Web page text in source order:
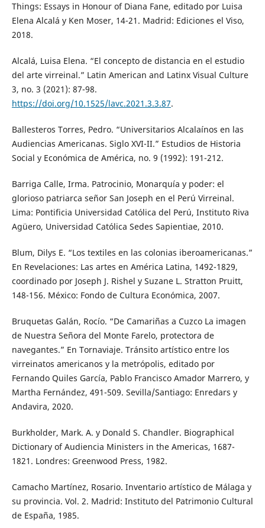
Things: Essays in Honour of Diana Fane, editado por Luisa
Elena Alcalá y Ken Moser, 14-21. Madrid: Ediciones el Viso,
2018.
Alcalá, Luisa Elena. “El concepto de distancia en el estudio
del arte virreinal.” Latin American and Latinx Visual Culture
3, no. 3 (2021): 87-98.
https://doi.org/10.1525/lavc.2021.3.3.87.
Ballesteros Torres, Pedro. “Universitarios Alcalaínos en las
Audiencias Americanas. Siglo XVI-II.” Estudios de Historia
Social y Económica de América, no. 9 (1992): 191-212.
Barriga Calle, Irma. Patrocinio, Monarquía y poder: el
glorioso patriarca señor San Joseph en el Perú Virreinal.
Lima: Pontificia Universidad Católica del Perú, Instituto Riva
Agüero, Universidad Católica Sedes Sapientiae, 2010.
Blum, Dilys E. “Los textiles en las colonias iberoamericanas.”
En Revelaciones: Las artes en América Latina, 1492-1829,
coordinado por Joseph J. Rishel y Suzane L. Stratton Pruitt,
148-156. México: Fondo de Cultura Económica, 2007.
Bruquetas Galán, Rocío. “De Camariñas a Cuzco La imagen
de Nuestra Señora del Monte Farelo, protectora de
navegantes.” En Tornaviaje. Tránsito artístico entre los
virreinatos americanos y la metrópolis, editado por
Fernando Quiles García, Pablo Francisco Amador Marrero, y
Martha Fernández, 491-509. Sevilla/Santiago: Enredars y
Andavira, 2020.
Burkholder, Mark. A. y Donald S. Chandler. Biographical
Dictionary of Audiencia Ministers in the Americas, 1687-
1821. Londres: Greenwood Press, 1982.
Camacho Martínez, Rosario. Inventario artístico de Málaga y
su provincia. Vol. 2. Madrid: Instituto del Patrimonio Cultural
de España, 1985.